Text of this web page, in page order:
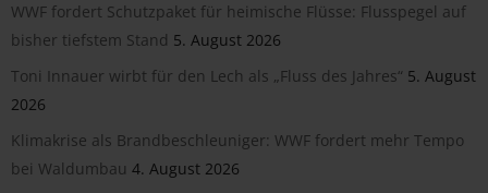
WWF fordert Schutzpaket für heimische Flüsse: Flusspegel auf
bisher tiefstem Stand 5. August 2026
Toni Innauer wirbt für den Lech als „Fluss des Jahres“ 5. August
2026
Klimakrise als Brandbeschleuniger: WWF fordert mehr Tempo
bei Waldumbau 4. August 2026